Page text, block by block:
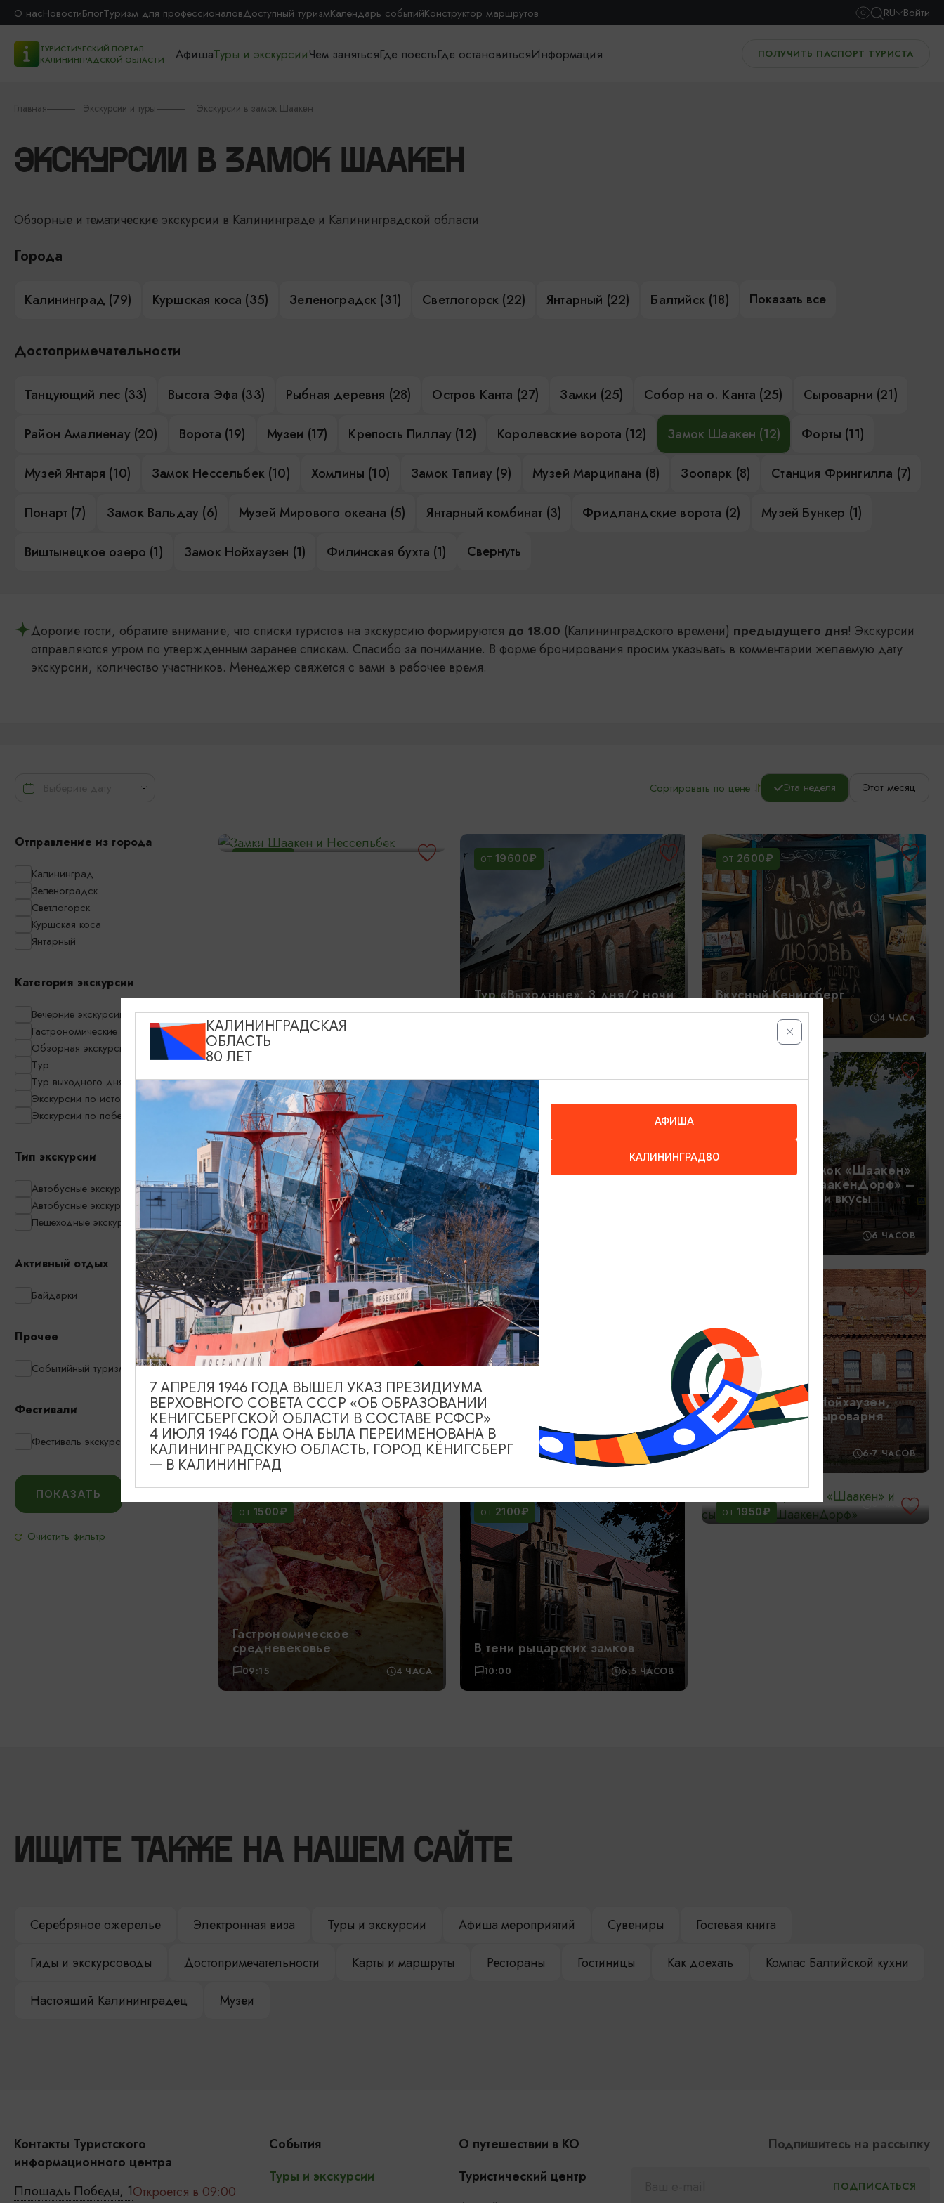
О насНовостиБлогТуризм для профессионаловДоступный туризмКалендарь событийКонструктор маршрутов RU Войти
ТУРИСТИЧЕСКИЙ ПОРТАЛ
КАЛИНИНГРАДСКОЙ ОБЛАСТИ
АфишаТуры и экскурсииЧем занятьсяГде поестьГде остановитьсяИнформация ПОЛУЧИТЬ ПАСПОРТ ТУРИСТА
Главная Экскурсии и туры Экскурсии в замок Шаакен
ЭКСКУРСИИ В ЗАМОК ШААКЕН
Обзорные и тематические экскурсии в Калининграде и Калининградской области
Города
Калининград (79) Куршская коса (35) Зеленоградск (31) Светлогорск (22) Янтарный (22) Балтийск (18) Показать все
Достопримечательности
Танцующий лес (33) Высота Эфа (33) Рыбная деревня (28) Остров Канта (27) Замки (25) Собор на о. Канта (25) Сыроварни (21)
Район Амалиенау (20) Ворота (19) Музеи (17) Крепость Пиллау (12) Королевские ворота (12) Замок Шаакен (12) Форты (11)
Музей Янтаря (10) Замок Нессельбек (10) Хомлины (10) Замок Тапиау (9) Музей Марципана (8) Зоопарк (8) Станция Фрингилла (7)
Понарт (7) Замок Вальдау (6) Музей Мирового океана (5) Янтарный комбинат (3) Фридландские ворота (2) Музей Бункер (1)
Виштынецкое озеро (1) Замок Нойхаузен (1) Филинская бухта (1) Свернуть
Дорогие гости, обратите внимание, что списки туристов на экскурсию формируются до 18.00 (Калининградского времени) предыдущего дня! Экскурсии
отправляются утром по утвержденным заранее спискам. Спасибо за понимание. В форме бронирования просим указывать в комментарии желаемую дату
экскурсии, количество участников. Менеджер свяжется с вами в рабочее время.
Сортировать по цене Эта неделя Этот месяц
Отправление из города
Калининград
Зеленоградск
Светлогорск
Куршская коса
Янтарный
Категория экскурсии
Вечерние экскурсии
Гастрономические экскурсии
Обзорная экскурсия по Калининграду
Тур
Тур выходного дня
Экскурсии по историческим местам
Экскурсии по побережью
Тип экскурсии
Автобусные экскурсии
Автобусные экскурсии в мини-группах
Пешеходные экскурсии
Активный отдых
Байдарки
Прочее
Событийный туризм
Фестивали
Фестиваль экскурсий
10:00 5 ЧАСОВ
ОТ 19600₽
Тур «Выходные»: 3 дня/2 ночи
13:00 3 ДНЯ/2 НОЧИ
ОТ 2600₽
Вкусный Кенигсберг
10:00 4 ЧАСА
ОТ3500₽
Тайными тропами Куршской
косы до семейной сыроварни
«ШаакенДорф» и
Зеленоградск
09:15 8 ЧАСОВ
ОТ2000 ₽
Замки Шаакен и Нойхаузен +
бастион Обертайх
10:00
ОТ2400₽
Светлогорск, замок «Шаакен»
и сыроварня «ШаакенДорф» –
тайны прошлого и вкусы
6 ЧАСОВ
ОТ1890₽
Путешествие в средневековый
замок Шаакен и деревню
викингов Кауп
09:00 8 ЧАСОВ
ОТ1890₽
Замки, дегустации и море!
Зеленоградск, Шаакен,
Нессельбек
13:00 7,5 ЧАСОВ
Замки Шаакен, Нойхаузен,
Нессельбек, и Сыроварня
«ШаакенДорф»
6-7 ЧАСОВ
ОТ 1500₽
Гастрономическое
средневековье
09:15 4 ЧАСА
ОТ 2100₽
В тени рыцарских замков
10:00 6,5 ЧАСОВ
ОТ 1950₽
Светлогорск, замок «Шаакен»
11:00 6 ЧАСОВ
ИЩИТЕ ТАКЖЕ НА НАШЕМ САЙТЕ
Серебряное ожерелье Электронная виза Туры и экскурсии Афиша мероприятий Сувениры Гостевая книга
Гиды и экскурсоводы Достопримечательности Карты и маршруты Рестораны Гостиницы Как доехать Компас Балтийской кухни
Настоящий Калининградец Музеи
Контакты Туристского
информационного центра
Площадь Победы, 1Откроется в 09:00
События
Туры и экскурсии
О путешествии в КО
Туристический центр
Подпишитесь на рассылку
КАЛИНИНГРАДСКАЯ
ОБЛАСТЬ
80 ЛЕТ
АФИША
КАЛИНИНГРАД80
7 АПРЕЛЯ 1946 ГОДА ВЫШЕЛ УКАЗ ПРЕЗИДИУМА
ВЕРХОВНОГО СОВЕТА СССР «ОБ ОБРАЗОВАНИИ
КЕНИГСБЕРГСКОЙ ОБЛАСТИ В СОСТАВЕ РСФСР»
4 ИЮЛЯ 1946 ГОДА ОНА БЫЛА ПЕРЕИМЕНОВАНА В
КАЛИНИНГРАДСКУЮ ОБЛАСТЬ, ГОРОД КЁНИГСБЕРГ
— В КАЛИНИНГРАД